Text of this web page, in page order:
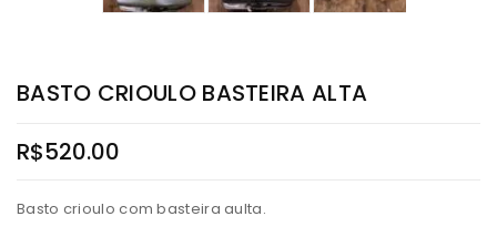
BASTO CRIOULO BASTEIRA ALTA
R$520.00
Basto crioulo com basteira aulta.